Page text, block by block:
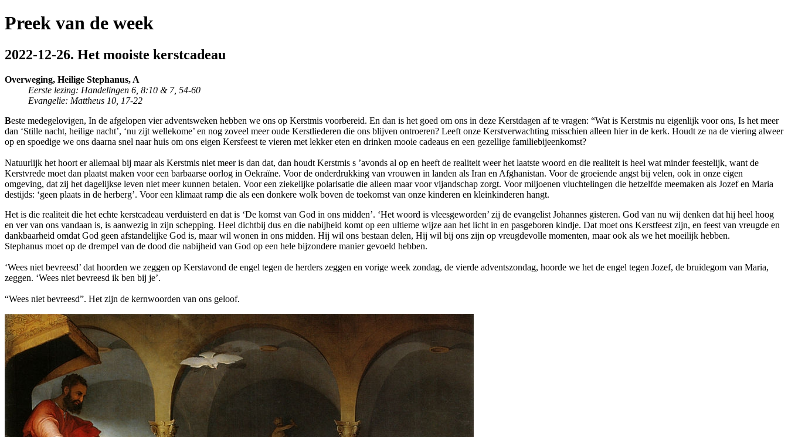
Preek van de week
2022-12-26. Het mooiste kerstcadeau
Overweging, Heilige Stephanus, A
Eerste lezing: Handelingen 6, 8:10 & 7, 54-60
Evangelie: Mattheus 10, 17-22
Beste medegelovigen, In de afgelopen vier adventsweken hebben we ons op Kerstmis voorbereid. En dan is het goed om ons in deze Kerstdagen af te vragen: “Wat is Kerstmis nu eigenlijk voor ons, Is het meer
dan ‘Stille nacht, heilige nacht’, ‘nu zijt wellekome’ en nog zoveel meer oude Kerstliederen die ons blijven ontroeren? Leeft onze Kerstverwachting misschien alleen hier in de kerk. Houdt ze na de viering alweer
op en spoedige we ons daarna snel naar huis om ons eigen Kersfeest te vieren met lekker eten en drinken mooie cadeaus en een gezellige familiebijeenkomst?
Natuurlijk het hoort er allemaal bij maar als Kerstmis niet meer is dan dat, dan houdt Kerstmis s ’avonds al op en heeft de realiteit weer het laatste woord en die realiteit is heel wat minder feestelijk, want de
Kerstvrede moet dan plaatst maken voor een barbaarse oorlog in Oekraïne. Voor de onderdrukking van vrouwen in landen als Iran en Afghanistan. Voor de groeiende angst bij velen, ook in onze eigen
omgeving, dat zij het dagelijkse leven niet meer kunnen betalen. Voor een ziekelijke polarisatie die alleen maar voor vijandschap zorgt. Voor miljoenen vluchtelingen die hetzelfde meemaken als Jozef en Maria
destijds: ‘geen plaats in de herberg’. Voor een klimaat ramp die als een donkere wolk boven de toekomst van onze kinderen en kleinkinderen hangt.
Het is die realiteit die het echte kerstcadeau verduisterd en dat is ‘De komst van God in ons midden’. ‘Het woord is vleesgeworden’ zij de evangelist Johannes gisteren. God van nu wij denken dat hij heel hoog
en ver van ons vandaan is, is aanwezig in zijn schepping. Heel dichtbij dus en die nabijheid komt op een ultieme wijze aan het licht in en pasgeboren kindje. Dat moet ons Kerstfeest zijn, en feest van vreugde en
dankbaarheid omdat God geen afstandelijke God is, maar wil wonen in ons midden. Hij wil ons bestaan delen, Hij wil bij ons zijn op vreugdevolle momenten, maar ook als we het moeilijk hebben.
Stephanus moet op de drempel van de dood die nabijheid van God op een hele bijzondere manier gevoeld hebben.
‘Wees niet bevreesd’ dat hoorden we zeggen op Kerstavond de engel tegen de herders zeggen en vorige week zondag, de vierde adventszondag, hoorde we het de engel tegen Jozef, de bruidegom van Maria,
zeggen. ‘Wees niet bevreesd ik ben bij je’.
“Wees niet bevreesd”. Het zijn de kernwoorden van ons geloof.